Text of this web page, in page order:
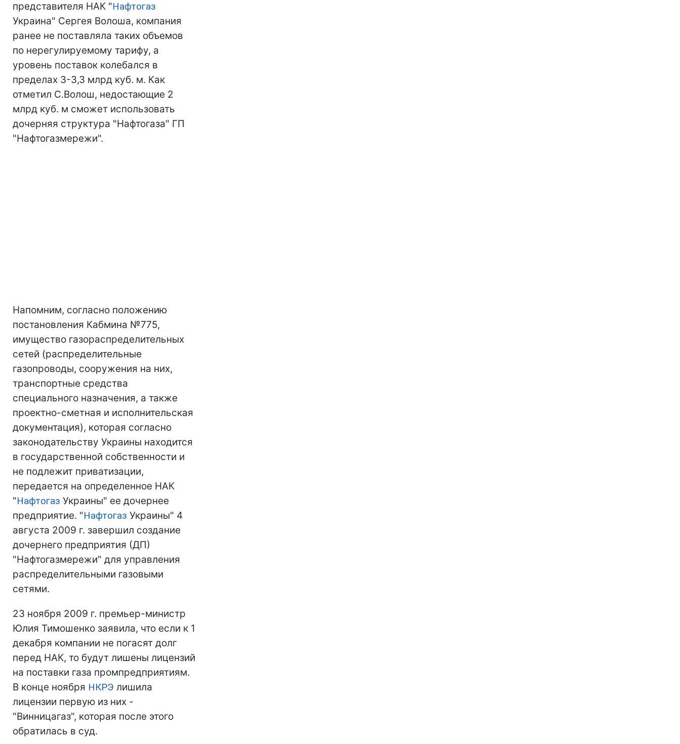
представителя НАК "Нафтогаз
Украина" Сергея Волоша, компания
ранее не поставляла таких объемов
по нерегулируемому тарифу, а
уровень поставок колебался в
пределах 3-3,3 млрд куб. м. Как
отметил С.Волош, недостающие 2
млрд куб. м сможет использовать
дочерняя структура "Нафтогаза" ГП
"Нафтогазмережи".
Напомним, согласно положению
постановления Кабмина №775,
имущество газораспределительных
сетей (распределительные
газопроводы, сооружения на них,
транспортные средства
специального назначения, а также
проектно-сметная и исполнительская
документация), которая согласно
законодательству Украины находится
в государственной собственности и
не подлежит приватизации,
передается на определенное НАК
"Нафтогаз Украины" ее дочернее
предприятие. "Нафтогаз Украины" 4
августа 2009 г. завершил создание
дочернего предприятия (ДП)
"Нафтогазмережи" для управления
распределительными газовыми
сетями.
23 ноября 2009 г. премьер-министр
Юлия Тимошенко заявила, что если к 1
декабря компании не погасят долг
перед НАК, то будут лишены лицензий
на поставки газа промпредприятиям.
В конце ноября НКРЭ лишила
лицензии первую из них -
"Винницагаз", которая после этого
обратилась в суд.